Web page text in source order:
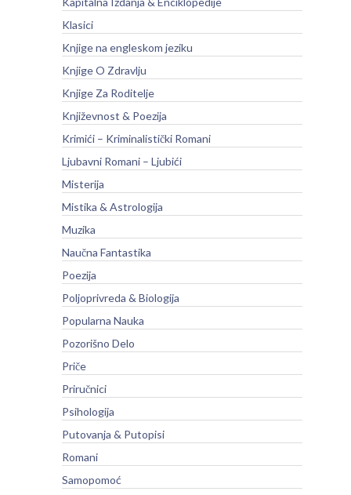
Klasici
Knjige na engleskom jeziku
Knjige O Zdravlju
Knjige Za Roditelje
Književnost & Poezija
Krimići – Kriminalistički Romani
Ljubavni Romani – Ljubići
Misterija
Mistika & Astrologija
Muzika
Naučna Fantastika
Poezija
Poljoprivreda & Biologija
Popularna Nauka
Pozorišno Delo
Priče
Priručnici
Psihologija
Putovanja & Putopisi
Romani
Samopomoć